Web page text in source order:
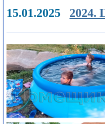
15.01.2025 2024.